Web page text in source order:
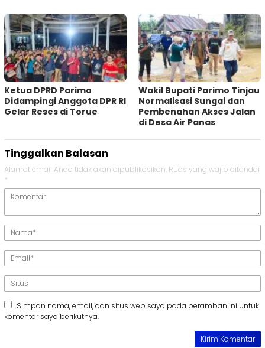
Ketua DPRD Parimo
Didampingi Anggota DPR RI
Gelar Reses di Torue
Wakil Bupati Parimo Tinjau
Normalisasi Sungai dan
Pembenahan Akses Jalan
di Desa Air Panas
Tinggalkan Balasan
Alamat email Anda tidak akan dipublikasikan. Ruas yang wajib ditandai
*
Simpan nama, email, dan situs web saya pada peramban ini untuk
komentar saya berikutnya.